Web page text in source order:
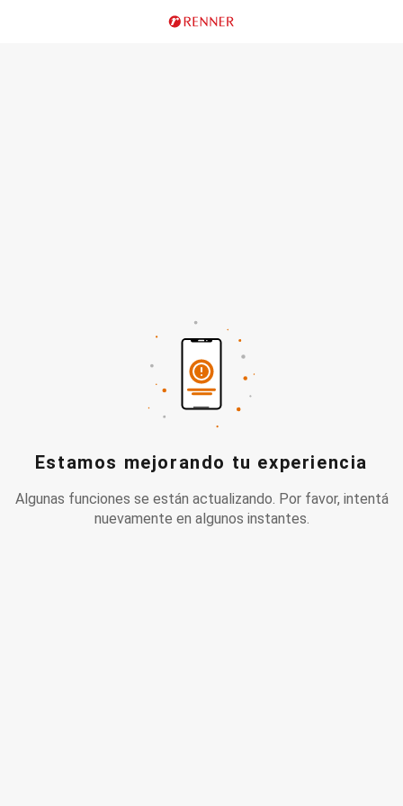
Estamos mejorando tu experiencia
Algunas funciones se están actualizando. Por favor, intentá
nuevamente en algunos instantes.